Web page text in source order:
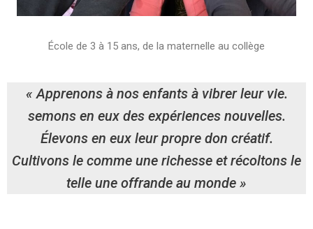
École de 3 à 15 ans, de la maternelle au collège
« Apprenons à nos enfants à vibrer leur vie.
semons en eux des expériences nouvelles.
Élevons en eux leur propre don créatif.
Cultivons le comme une richesse et récoltons le
telle une offrande au monde »